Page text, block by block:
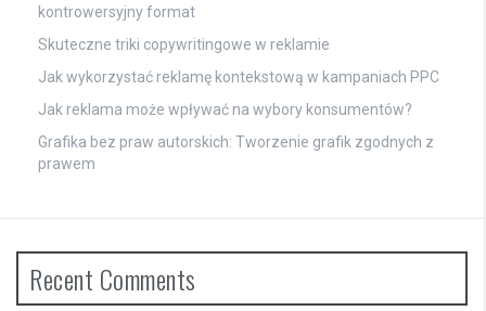
kontrowersyjny format
Skuteczne triki copywritingowe w reklamie
Jak wykorzystać reklamę kontekstową w kampaniach PPC
Jak reklama może wpływać na wybory konsumentów?
Grafika bez praw autorskich: Tworzenie grafik zgodnych z
prawem
Recent Comments